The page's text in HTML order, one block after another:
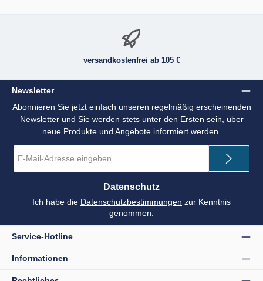
versandkostenfrei ab 105 €
Newsletter
Abonnieren Sie jetzt einfach unseren regelmäßig erscheinenden
Newsletter und Sie werden stets unter den Ersten sein, über
neue Produkte und Angebote informiert werden.
Mail-
*
Datenschutz
Ich habe die Datenschutzbestimmungen zur Kenntnis
genommen.
Service-Hotline
Informationen